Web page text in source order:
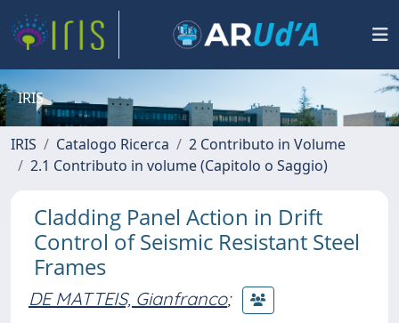
IRIS
IRIS Catalogo Ricerca
2 Contributo in Volume
2.1 Contributo in volume (Capitolo o Saggio)
Cladding Panel Action in Drift
Control of Seismic Resistant Steel
Frames
DE MATTEIS, Gianfranco;